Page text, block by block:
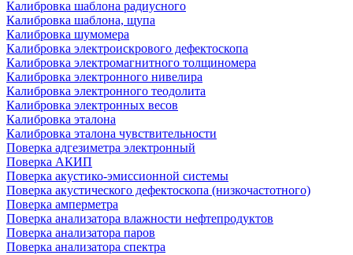
Калибровка шаблона радиусного
Калибровка шаблона, щупа
Калибровка шумомера
Калибровка электроискрового дефектоскопа
Калибровка электромагнитного толщиномера
Калибровка электронного нивелира
Калибровка электронного теодолита
Калибровка электронных весов
Калибровка эталона
Калибровка эталона чувствительности
Поверка адгезиметра электронный
Поверка АКИП
Поверка акустико-эмиссионной системы
Поверка акустического дефектоскопа (низкочастотного)
Поверка амперметра
Поверка анализатора влажности нефтепродуктов
Поверка анализатора паров
Поверка анализатора спектра